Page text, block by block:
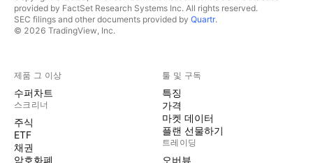
provided by FactSet Research Systems Inc. All rights reserved.
SEC filings and other documents provided by Quartr.
© 2026 TradingView, Inc.
제품 그 이상
수퍼차트
스크리너
주식
ETF
채권
암호화폐
툴 및 구독
특징
가격
마켓 데이터
플랜 선물하기
트레이딩
오버뷰